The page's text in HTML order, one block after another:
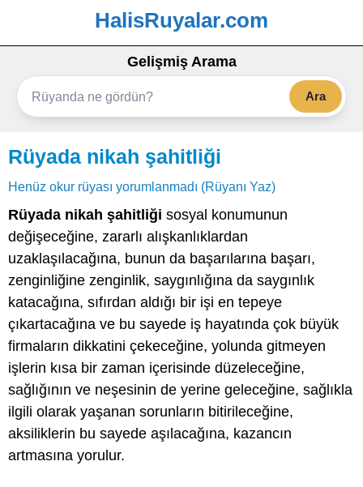
HalisRuyalar.com
Gelişmiş Arama
Ara
Rüyada nikah şahitliği
Henüz okur rüyası yorumlanmadı (Rüyanı Yaz)
Rüyada nikah şahitliği sosyal konumunun
değişeceğine, zararlı alışkanlıklardan
uzaklaşılacağına, bunun da başarılarına başarı,
zenginliğine zenginlik, saygınlığına da saygınlık
katacağına, sıfırdan aldığı bir işi en tepeye
çıkartacağına ve bu sayede iş hayatında çok büyük
firmaların dikkatini çekeceğine, yolunda gitmeyen
işlerin kısa bir zaman içerisinde düzeleceğine,
sağlığının ve neşesinin de yerine geleceğine, sağlıkla
ilgili olarak yaşanan sorunların bitirileceğine,
aksiliklerin bu sayede aşılacağına, kazancın
artmasına yorulur.